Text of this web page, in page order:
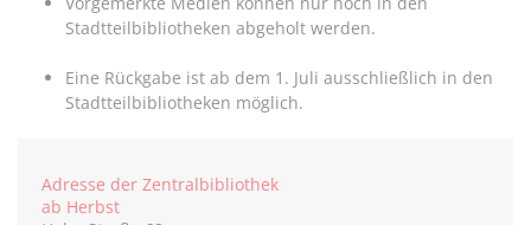
Stadtteilbibliotheken abgeholt werden.
Eine Rückgabe ist ab dem 1. Juli ausschließlich in den
Stadtteilbibliotheken möglich.
Adresse der Zentralbibliothek
ab Herbst